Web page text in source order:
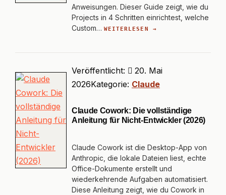
Anweisungen. Dieser Guide zeigt, wie du
Projects in 4 Schritten einrichtest, welche
Custom… WEITERLESEN →
Veröffentlicht:
20. Mai
2026Kategorie: Claude
Claude Cowork: Die vollständige
Anleitung für Nicht-Entwickler (2026)
Claude Cowork ist die Desktop-App von
Anthropic, die lokale Dateien liest, echte
Office-Dokumente erstellt und
wiederkehrende Aufgaben automatisiert.
Diese Anleitung zeigt, wie du Cowork in